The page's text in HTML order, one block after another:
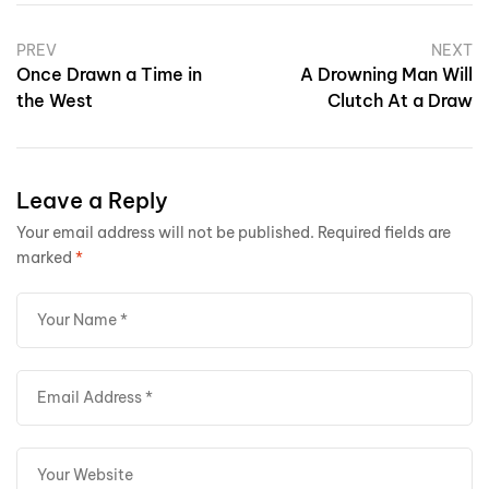
PREV
Once Drawn a Time in
the West
NEXT
A Drowning Man Will
Clutch At a Draw
Leave a Reply
Your email address will not be published. Required fields are
marked *